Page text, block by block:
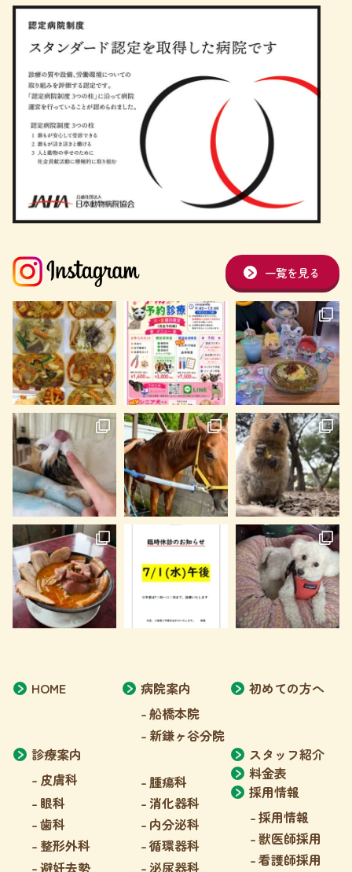
一覧を見る
HOME
病院案内
船橋本院
新鎌ヶ谷分院
初めての方へ
診療案内
皮膚科
腫瘍科
眼科
消化器科
歯科
内分泌科
整形外科
循環器科
避妊去勢
泌尿器科
スタッフ紹介
料金表
採用情報
採用情報
獣医師採用
看護師採用